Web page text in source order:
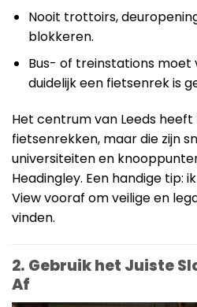
Nooit trottoirs,
blokkeren.
Bus- of treinstations moet
duidelijk een fietsenrek is
Het centrum van Leeds
fietsenrekken, maar die zijn
universiteiten en
Headingley. Een handige tip:
View vooraf om veilige en
vinden.
2. Gebruik het Juiste
Af